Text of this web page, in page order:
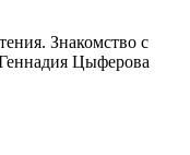
Знакомство с
Цыферова